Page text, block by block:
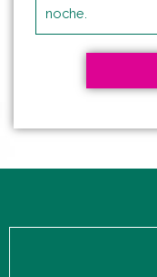
noche.